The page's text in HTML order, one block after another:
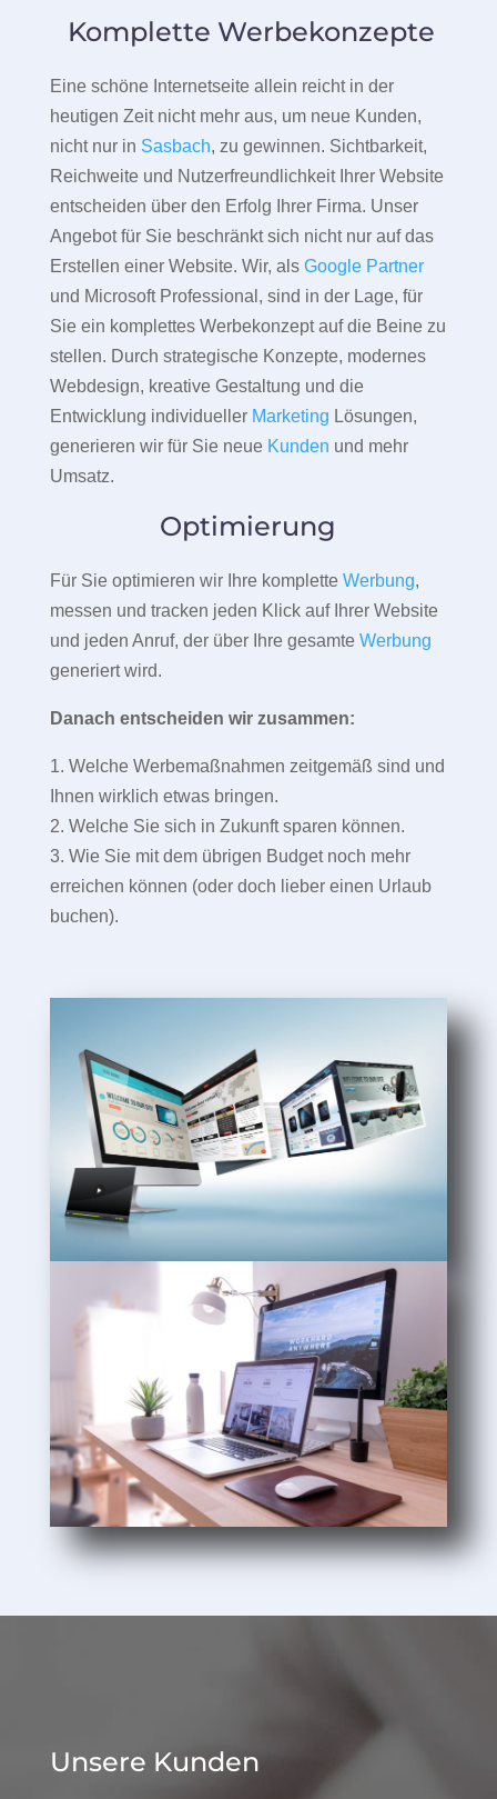
Komplette Werbekonzepte
Eine schöne Internetseite allein reicht in der
heutigen Zeit nicht mehr aus, um neue Kunden,
nicht nur in Sasbach, zu gewinnen. Sichtbarkeit,
Reichweite und Nutzerfreundlichkeit Ihrer Website
entscheiden über den Erfolg Ihrer Firma. Unser
Angebot für Sie beschränkt sich nicht nur auf das
Erstellen einer Website. Wir, als Google Partner
und Microsoft Professional, sind in der Lage, für
Sie ein komplettes Werbekonzept auf die Beine zu
stellen. Durch strategische Konzepte, modernes
Webdesign, kreative Gestaltung und die
Entwicklung individueller Marketing Lösungen,
generieren wir für Sie neue Kunden und mehr
Umsatz.
Optimierung
Für Sie optimieren wir Ihre komplette Werbung,
messen und tracken jeden Klick auf Ihrer Website
und jeden Anruf, der über Ihre gesamte Werbung
generiert wird.
Danach entscheiden wir zusammen:
1. Welche Werbemaßnahmen zeitgemäß sind und
Ihnen wirklich etwas bringen.
2. Welche Sie sich in Zukunft sparen können.
3. Wie Sie mit dem übrigen Budget noch mehr
erreichen können (oder doch lieber einen Urlaub
buchen).
Unsere Kunden